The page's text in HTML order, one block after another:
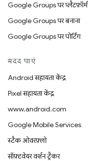
Google Groups पर प्लैटफ़ॉर्म
Google Groups पर बनाना
Google Groups पर पोर्टिंग
मदद पाएं
Android सहायता केंद्र
Pixel सहायता केंद्र
www.android.com
Google Mobile Services
स्टैक ओवरफ़्लो
सॉफ़्टवेयर वर्शन ट्रैकर